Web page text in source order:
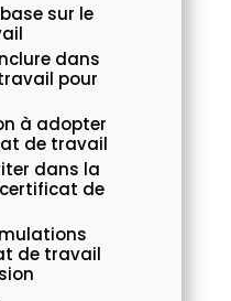
sur le
dans
pour
à adopter
de travail
dans la
de
de travail